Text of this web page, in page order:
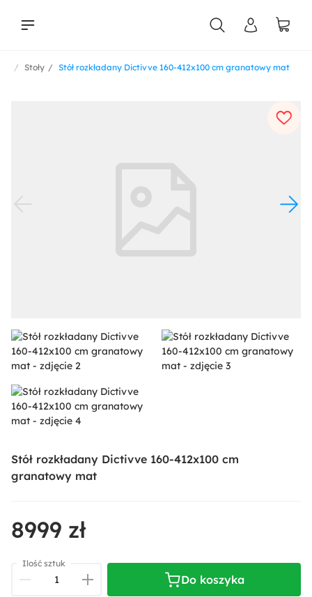
Stół rozkładany Dictivve 160-412x100 cm granatowy mat
Stoły
Stół rozkładany Dictivve 160-412x100 cm
granatowy mat
8999 zł
Ilość sztuk
Do koszyka